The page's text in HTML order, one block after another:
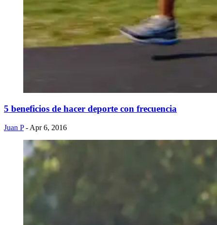
5 beneficios de hacer deporte con frecuencia
Juan P - Apr 6, 2016